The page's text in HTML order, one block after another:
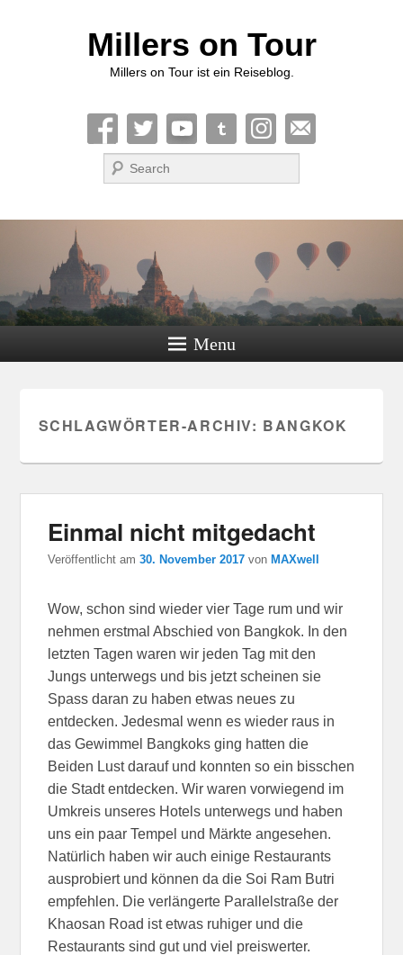
Millers on Tour
Millers on Tour ist ein Reiseblog.
Suche
Menu
SCHLAGWÖRTER-ARCHIV: BANGKOK
Einmal nicht mitgedacht
Veröffentlicht am30. November 2017 von MAXwell
Wow, schon sind wieder vier Tage rum und wir
nehmen erstmal Abschied von Bangkok. In den
letzten Tagen waren wir jeden Tag mit den
Jungs unterwegs und bis jetzt scheinen sie
Spass daran zu haben etwas neues zu
entdecken. Jedesmal wenn es wieder raus in
das Gewimmel Bangkoks ging hatten die
Beiden Lust darauf und konnten so ein bisschen
die Stadt entdecken. Wir waren vorwiegend im
Umkreis unseres Hotels unterwegs und haben
uns ein paar Tempel und Märkte angesehen.
Natürlich haben wir auch einige Restaurants
ausprobiert und können da die Soi Ram Butri
empfehlen. Die verlängerte Parallelstraße der
Khaosan Road ist etwas ruhiger und die
Restaurants sind gut und viel preiswerter.